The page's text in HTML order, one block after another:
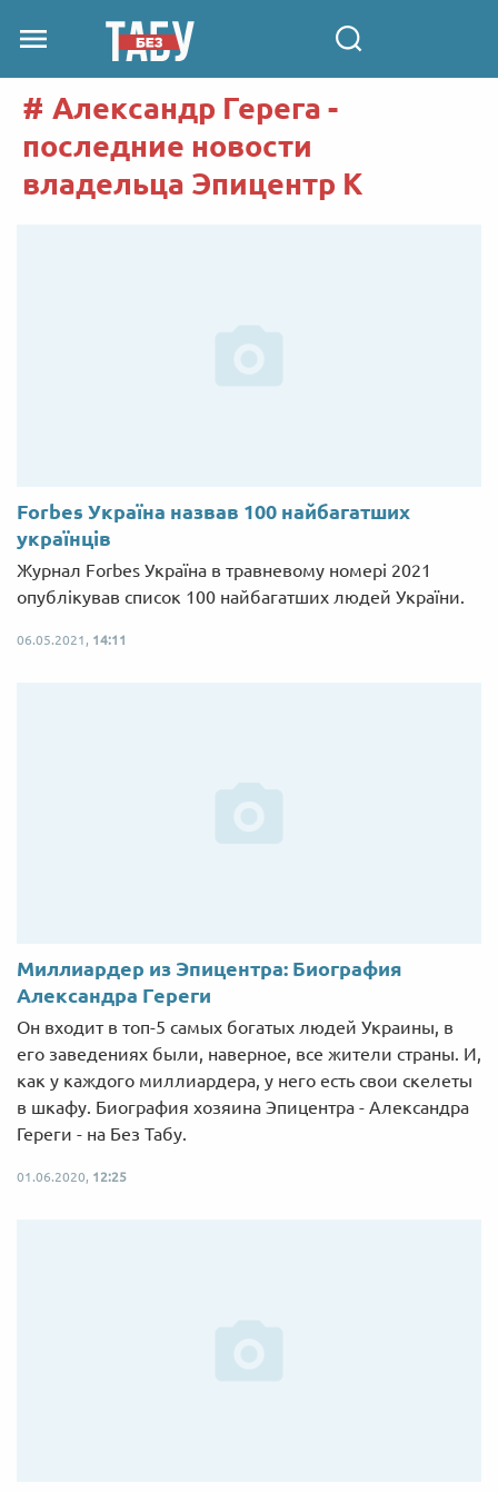
Александр Герега -
последние новости
владельца Эпицентр К
Forbes Україна назвав 100 найбагатших
українців
Журнал Forbes Україна в травневому номері 2021
опублікував список 100 найбагатших людей України.
06.05.2021, 14:11
Миллиардер из Эпицентра: Биография
Александра Гереги
Он входит в топ-5 самых богатых людей Украины, в
его заведениях были, наверное, все жители страны. И,
как у каждого миллиардера, у него есть свои скелеты
в шкафу. Биография хозяина Эпицентра - Александра
Гереги - на Без Табу.
01.06.2020, 12:25